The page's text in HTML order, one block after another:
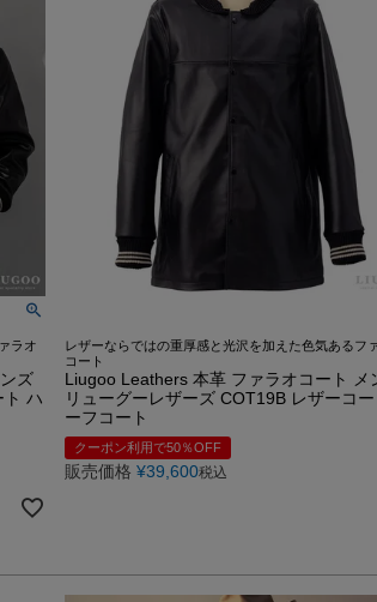
トレンチコート
スタンドカラーコート
DOWN / MOUTON ▶
RSSサカキハラ公認-ロックン
LIUGOO LEATHERS×56TATTOO
LIUGOO tokyo×オトコフクDX
ドラマ-24JAPAN 主演衣装採用モ
ANA WINGSパイロット訓練生ユ
LIUGOO LEATHERS×THE Hu米
ムートンラグ
バッグ・ポーチ
ウォレット
LIUGOO LEATHERS×VIBECA Co.
ANA WINGSパイロット訓練生ユニフ
LIUGOO LEATHERS×THE Hu米国進
お店のご案内
ットサポート
20周年記念クーポン配布中
OUTLET
ご購入後アンケートキャンペーン
ラオ
ズ
ト ハ
レザーならではの重厚感と光沢を加えた色気あるフ
コート
Liugoo Leathers 本革 ファラオコート メ
リューグーレザーズ COT19B レザーコ
ーフコート
クーポン利用で50％OFF
販売価格 ¥39,600税込